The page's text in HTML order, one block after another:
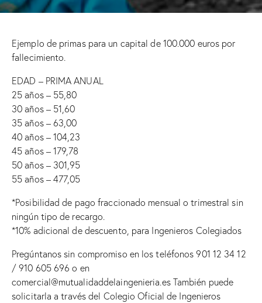
Ejemplo de primas para un capital de 100.000 euros por
fallecimiento.
EDAD – PRIMA ANUAL
25 años – 55,80
30 años – 51,60
35 años – 63,00
40 años – 104,23
45 años – 179,78
50 años – 301,95
55 años – 477,05
*Posibilidad de pago fraccionado mensual o trimestral sin
ningún tipo de recargo.
*10% adicional de descuento, para Ingenieros Colegiados
Pregúntanos sin compromiso en los teléfonos 901 12 34 12
/ 910 605 696 o en
comercial@mutualidaddelaingenieria.es También puede
solicitarla a través del Colegio Oficial de Ingenieros